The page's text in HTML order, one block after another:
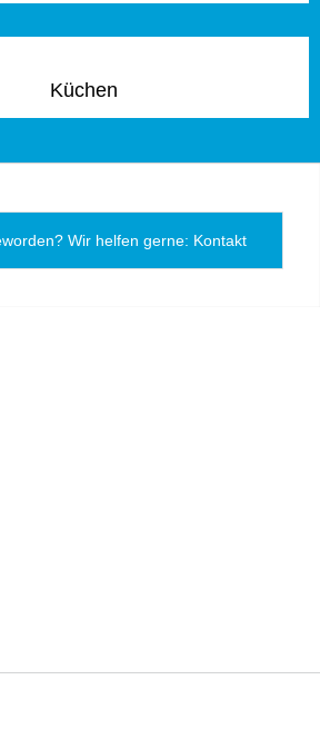
Küchen
Wir helfen gerne: Kontakt